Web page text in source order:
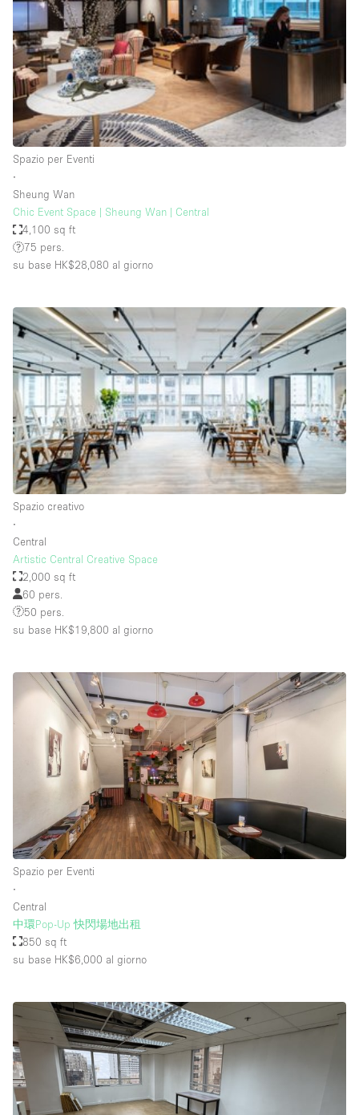
Concierge
Cucina
Elettricità
Esposizione di Automobili
Giardino
Illuminazione
Industriale
Internet
Luce Diurna
Magazzino
Parcheggio privato
Piano terra
Raw
Riscaldamento
Sistema di sicurezza
Smoking Area
Spazio living
Terrace
Vetrina
Vista incredibile
Water Access
Whitebox / Minimal
Piano/Accesso
Seminterrato
Piano terra su corte
Centro commerciale
Terrazza
Altro
Spazio per Eventi
∙
Sheung Wan
Chic Event Space | Sheung Wan | Central
4,100 sq ft
75 pers.
su base HK$28,080 al giorno
Spazio creativo
∙
Central
Artistic Central Creative Space
2,000 sq ft
60 pers.
50 pers.
su base HK$19,800 al giorno
Spazio per Eventi
∙
Central
中環Pop-Up 快閃場地出租
850 sq ft
su base HK$6,000 al giorno